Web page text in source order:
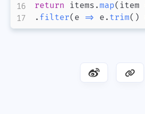
return items .map( item
. filter( e => e . trim( )